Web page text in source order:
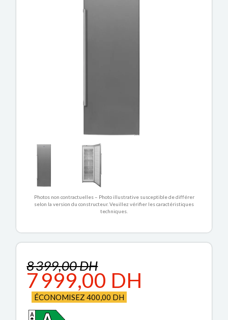
Photos non contractuelles – Photo illustrative susceptible de différer
selon la version du constructeur. Veuillez vérifier les caractéristiques
techniques.
8 399,00 DH
7 999,00 DH
ÉCONOMISEZ 400,00 DH